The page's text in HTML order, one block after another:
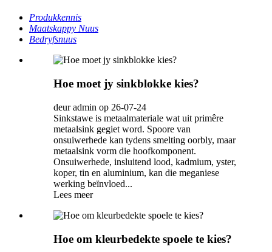
Produkkennis
Maatskappy Nuus
Bedryfsnuus
Hoe moet jy sinkblokke kies?
deur admin op 26-07-24
Sinkstawe is metaalmateriale wat uit primêre
metaalsink gegiet word. Spoore van
onsuiwerhede kan tydens smelting oorbly, maar
metaalsink vorm die hoofkomponent.
Onsuiwerhede, insluitend lood, kadmium, yster,
koper, tin en aluminium, kan die meganiese
werking beïnvloed...
Lees meer
Hoe om kleurbedekte spoele te kies?